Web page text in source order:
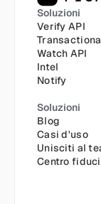
Soluzioni
Verify API
Watch API
Intel
Notify
Soluzioni
Blog
Casi d'uso
Unisciti al
Centro